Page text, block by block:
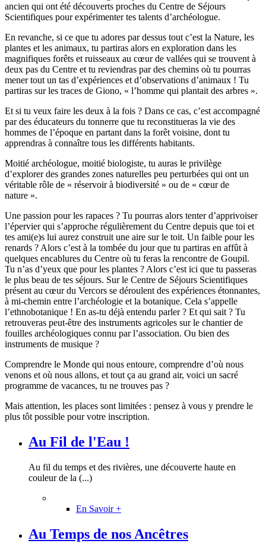
ancien qui ont été découverts proches du Centre de Séjours
Scientifiques pour expérimenter tes talents d’archéologue.
En revanche, si ce que tu adores par dessus tout c’est la Nature, les
plantes et les animaux, tu partiras alors en exploration dans les
magnifiques forêts et ruisseaux au cœur de vallées qui se trouvent à
deux pas du Centre et tu reviendras par des chemins où tu pourras
mener tout un tas d’expériences et d’observations d’animaux ! Tu
partiras sur les traces de Giono, « l’homme qui plantait des arbres ».
Et si tu veux faire les deux à la fois ? Dans ce cas, c’est accompagné
par des éducateurs du tonnerre que tu reconstitueras la vie des
hommes de l’époque en partant dans la forêt voisine, dont tu
apprendras à connaître tous les différents habitants.
Moitié archéologue, moitié biologiste, tu auras le privilège
d’explorer des grandes zones naturelles peu perturbées qui ont un
véritable rôle de « réservoir à biodiversité » ou de « cœur de
nature ».
Une passion pour les rapaces ? Tu pourras alors tenter d’apprivoiser
l’épervier qui s’approche régulièrement du Centre depuis que toi et
tes ami(e)s lui aurez construit une aire sur le toit. Un faible pour les
renards ? Alors c’est à la tombée du jour que tu partiras en affût à
quelques encablures du Centre où tu feras la rencontre de Goupil.
Tu n’as d’yeux que pour les plantes ? Alors c’est ici que tu passeras
le plus beau de tes séjours. Sur le Centre de Séjours Scientifiques
présent au cœur du Vercors se déroulent des expériences étonnantes,
à mi-chemin entre l’archéologie et la botanique. Cela s’appelle
l’ethnobotanique ! En as-tu déjà entendu parler ? Et qui sait ? Tu
retrouveras peut-être des instruments agricoles sur le chantier de
fouilles archéologiques connu par l’association. Ou bien des
instruments de musique ?
Comprendre le Monde qui nous entoure, comprendre d’où nous
venons et où nous allons, et tout ça au grand air, voici un sacré
programme de vacances, tu ne trouves pas ?
Mais attention, les places sont limitées : pensez à vous y prendre le
plus tôt possible pour votre inscription.
Au Fil de l'Eau !
Au fil du temps et des rivières, une découverte haute en
couleur de la (...)
En Savoir +
Au Temps de nos Ancêtres